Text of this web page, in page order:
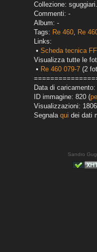
Collezione:
Commenti: -
Album: -
Tags: Re 460, Re
Links:
• Scheda tecnica
Visualizza tutte le
• Re 460 079-7 (2
Data di caricamento:
ID immagine: 820 (
Visualizzazioni: 1806
Segnala qui dei dati
Sandro